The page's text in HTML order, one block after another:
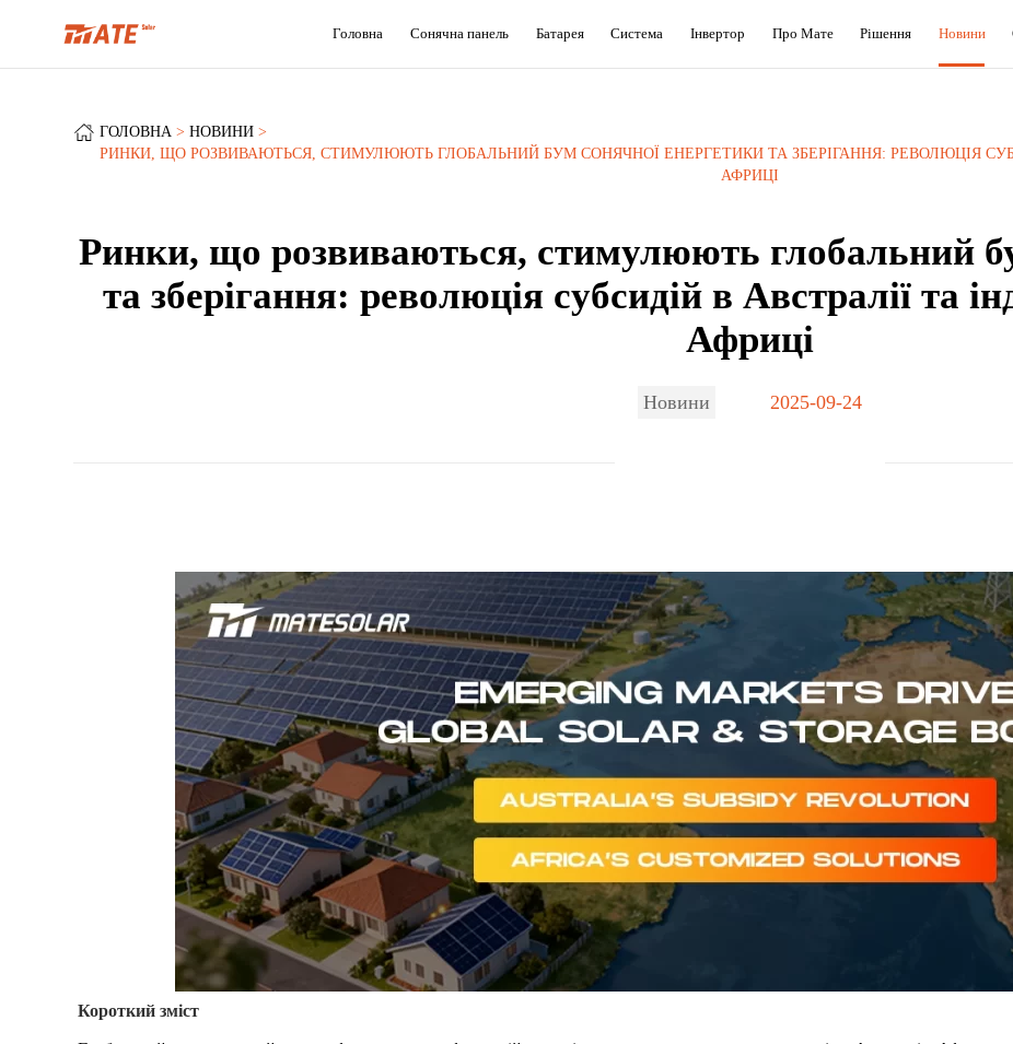
Головна Сонячна панель Батарея Система Інвертор Про Мате Рішення Новини
ГОЛОВНА
НОВИНИ
РИНКИ, ЩО РОЗВИВАЮТЬСЯ, СТИМУЛЮЮТЬ ГЛОБАЛЬНИЙ БУМ СОНЯЧНОЇ ЕНЕРГЕТИКИ ТА ЗБЕРІГАННЯ: РЕВОЛЮЦІЯ
АФРИЦІ
Ринки, що розвиваються, стимулюють глобальний
та зберігання: революція субсидій в Австралії та
Африці
Новини 2025-09-24
Короткий зміст